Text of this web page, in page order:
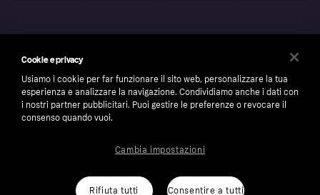
number: 556737-0431
Cookie e privacy
Usiamo i cookie per far funzionare il sito web, personalizzare la tua
esperienza e analizzare la navigazione. Condividiamo anche i dati con
i nostri partner pubblicitari. Puoi gestire le preferenze o revocare il
consenso quando vuoi.
Rifiuta tutti Consentire a tutti
Cambia impostazioni